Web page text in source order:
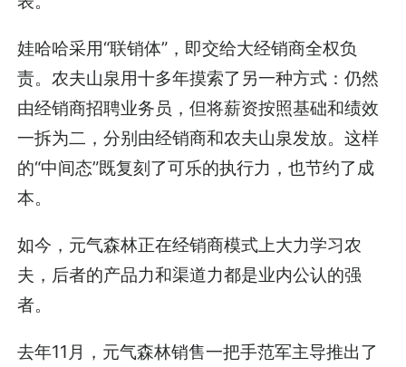
娃哈哈采用“联销体”，即交给大经销商全权负
责。农夫山泉用十多年摸索了另一种方式：仍然
由经销商招聘业务员，但将薪资按照基础和绩效
一拆为二，分别由经销商和农夫山泉发放。这样
的“中间态”既复刻了可乐的执行力，也节约了成
本。
如今，元气森林正在经销商模式上大力学习农
夫，后者的产品力和渠道力都是业内公认的强
者。
去年11月，元气森林销售一把手范军主导推出了